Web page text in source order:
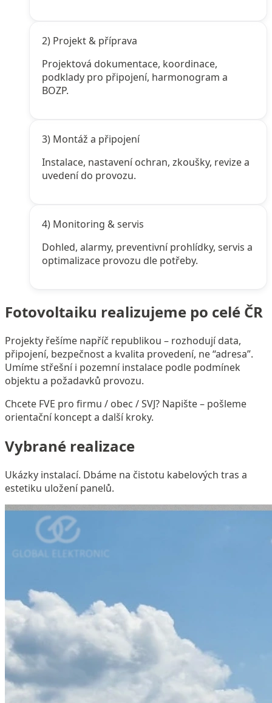
2) Projekt & příprava
Projektová dokumentace, koordinace,
podklady pro připojení, harmonogram a
BOZP.
3) Montáž a připojení
Instalace, nastavení ochran, zkoušky, revize a
uvedení do provozu.
4) Monitoring & servis
Dohled, alarmy, preventivní prohlídky, servis a
optimalizace provozu dle potřeby.
Fotovoltaiku realizujeme po celé ČR
Projekty řešíme napříč republikou – rozhodují data,
připojení, bezpečnost a kvalita provedení, ne “adresa”.
Umíme střešní i pozemní instalace podle podmínek
objektu a požadavků provozu.
Chcete FVE pro firmu / obec / SVJ? Napište – pošleme
orientační koncept a další kroky.
Vybrané realizace
Ukázky instalací. Dbáme na čistotu kabelových tras a
estetiku uložení panelů.